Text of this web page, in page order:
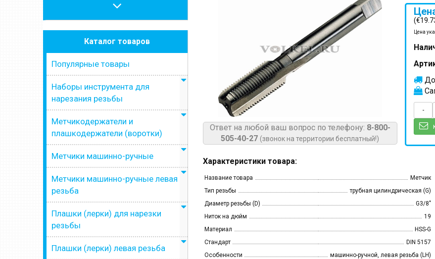
Каталог товаров
Популярные товары
Наборы инструмента для
нарезания резьбы
Метчикодержатели и
плашкодержатели (воротки)
Метчики машинно-ручные
Метчики машинно-ручные левая
резьба
Плашки (лерки) для нарезки
резьбы
Плашки (лерки) левая резьба
Ответ на любой ваш вопрос по телефону: 8-800-
505-40-27 (звонок на территории бесплатный!)
Цена
-
Характеристики товара:
Название товара
Метчик
Тип резьбы
трубная цилиндрическая (G)
Диаметр резьбы (D)
G3/8"
Ниток на дюйм
19
Материал
HSS-G
Стандарт
DIN 5157
Особенности
машинно-ручной, левая резьба (LH)